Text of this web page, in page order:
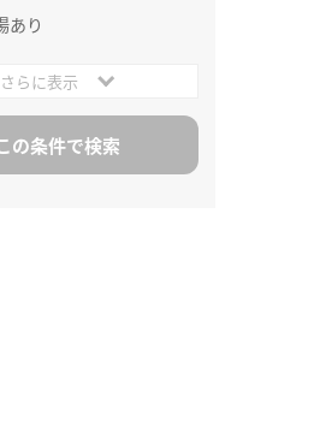
あり
さらに表示